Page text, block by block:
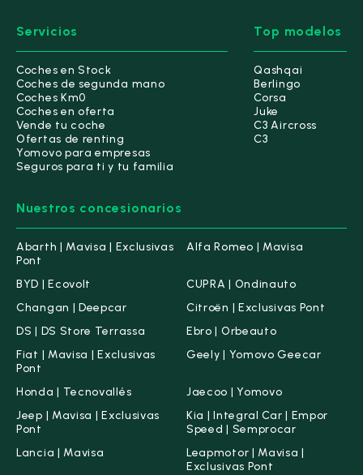
Servicios
Coches en Stock
Coches de segunda mano
Coches Km0
Coches en oferta
Vende tu coche
Ofertas de renting
Yomovo para empresas
Seguros para ti y tu familia
Top modelos
Qashqai
Berlingo
Corsa
Juke
C3 Aircross
C3
Nuestros concesionarios
Abarth | Mavisa | Exclusivas
Pont
Alfa Romeo | Mavisa
BYD | Ecovolt
CUPRA | Ondinauto
Changan | Deepcar
Citroën | Exclusivas Pont
DS | DS Store Terrassa
Ebro | Orbeauto
Fiat | Mavisa | Exclusivas
Pont
Geely | Yomovo Geecar
Honda | Tecnovallés
Jaecoo | Yomovo
Jeep | Mavisa | Exclusivas
Pont
Kia | Integral Car | Empor
Speed | Semprocar
Lancia | Mavisa
Leapmotor | Mavisa |
Exclusivas Pont